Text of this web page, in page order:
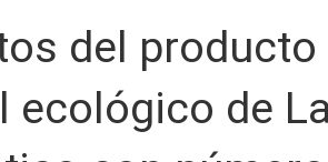
del
ecológico de